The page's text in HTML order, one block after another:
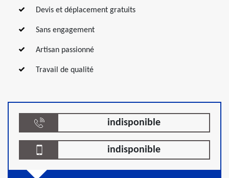
Devis et déplacement gratuits
Sans engagement
Artisan passionné
Travail de qualité
indisponible
indisponible